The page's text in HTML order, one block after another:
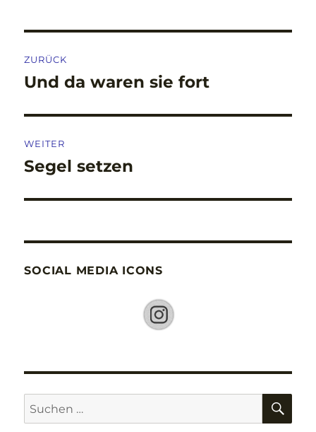
ZURÜCK
Vorheriger
Und da waren sie fort
WEITER
Nächster
Segel setzen
SOCIAL MEDIA ICONS
Suche
nach: